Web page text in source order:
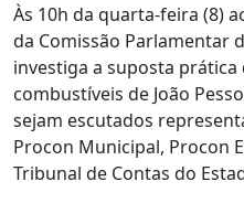
Às 10h da quarta-feira (8)
da Comissão Parlamentar
investiga a suposta
combustíveis de João
sejam escutados
Procon Municipal, Procon
Tribunal de Contas do